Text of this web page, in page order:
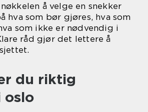
å velge en snekker
hva som bør gjøres, hva som
som ikke er nødvendig i
råd gjør det lettere å
du riktig
oslo